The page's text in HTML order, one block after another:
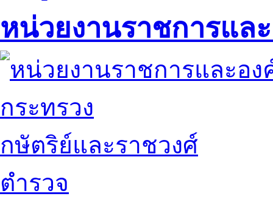
หน่วยงานราชการแล
กระทรวง
กษัตริย์และราชวงศ์
ตำรวจ